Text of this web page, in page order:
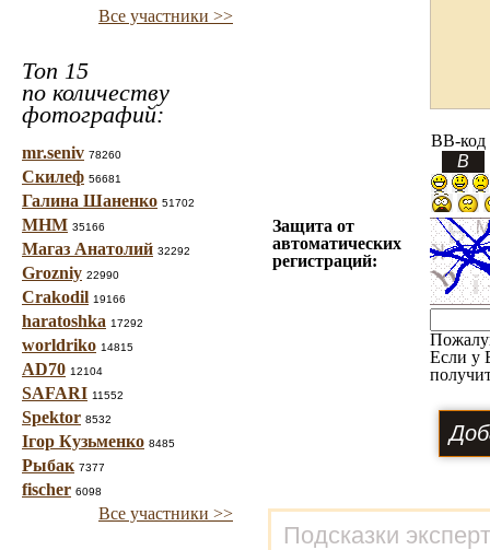
Все участники >>
Топ 15
по количеству
фотографий:
mr.seniv 78260
Скилеф 56681
Галина Шаненко 51702
МНМ 35166
Магаз Анатолий 32292
Grozniy 22990
Crakodil 19166
haratoshka 17292
worldriko 14815
AD70 12104
SAFARI 11552
Spektor 8532
Ігор Кузьменко 8485
Рыбак 7377
fischer 6098
Все участники >>
BB-код
Защита от
автоматических
регистраций:
Если у
Подсказки